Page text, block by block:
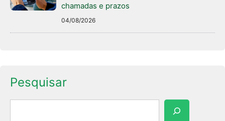
chamadas e prazos
04/08/2026
Pesquisar